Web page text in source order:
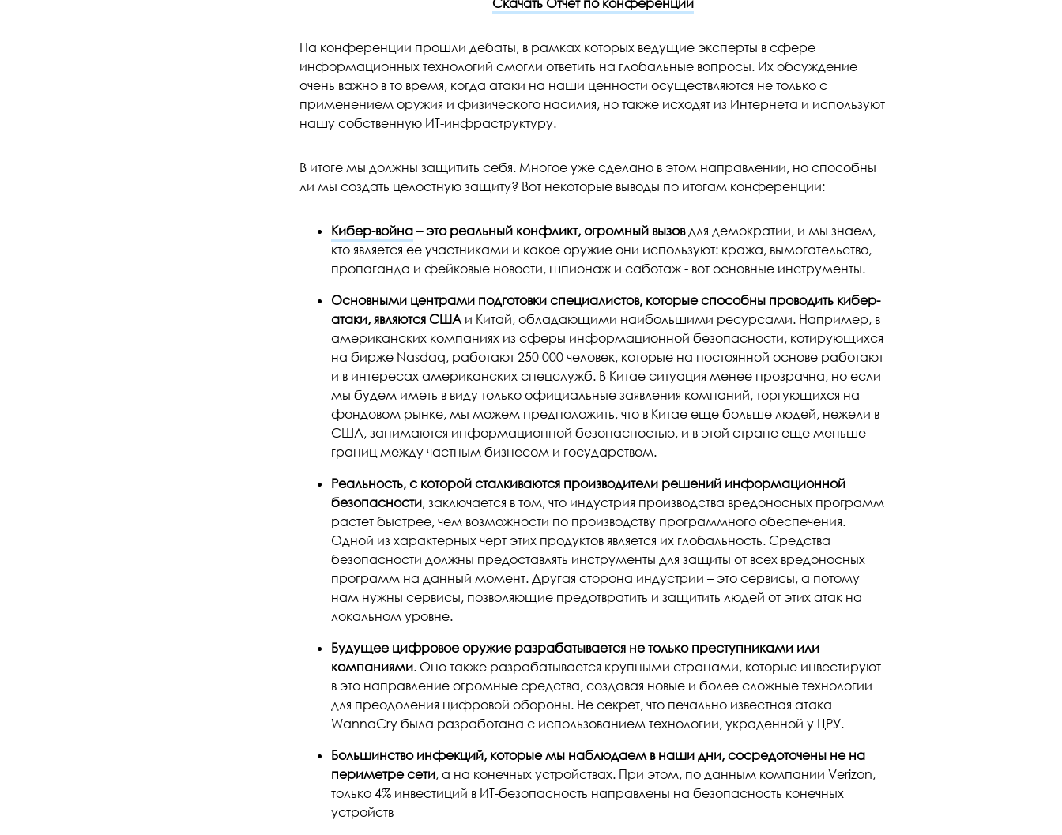
Скачать Отчет по конференции
На конференции прошли дебаты, в рамках которых ведущие эксперты в сфере
информационных технологий смогли ответить на глобальные вопросы. Их обсуждение
очень важно в то время, когда атаки на наши ценности осуществляются не только с
применением оружия и физического насилия, но также исходят из Интернета и используют
нашу собственную ИТ-инфраструктуру.
В итоге мы должны защитить себя. Многое уже сделано в этом направлении, но способны
ли мы создать целостную защиту? Вот некоторые выводы по итогам конференции:
Кибер-война– это реальный конфликт, огромный вызовдля демократии, и мы знаем,
кто является ее участниками и какое оружие они используют: кража, вымогательство,
пропаганда и фейковые новости, шпионаж и саботаж - вот основные инструменты.
Основными центрами подготовки специалистов, которые способны проводить кибер-
атаки, являются СШАи Китай, обладающими наибольшими ресурсами. Например, в
американских компаниях из сферы информационной безопасности, котирующихся
на бирже Nasdaq, работают 250 000 человек, которые на постоянной основе работают
и в интересах американских спецслужб. В Китае ситуация менее прозрачна, но если
мы будем иметь в виду только официальные заявления компаний, торгующихся на
фондовом рынке, мы можем предположить, что в Китае еще больше людей, нежели в
США, занимаются информационной безопасностью, и в этой стране еще меньше
границ между частным бизнесом и государством.
Реальность, с которой сталкиваются производители решений информационной
безопасности, заключается в том, что индустрия производства вредоносных программ
растет быстрее, чем возможности по производству программного обеспечения.
Одной из характерных черт этих продуктов является их глобальность. Средства
безопасности должны предоставлять инструменты для защиты от всех вредоносных
программ на данный момент. Другая сторона индустрии – это сервисы, а потому
нам нужны сервисы, позволяющие предотвратить и защитить людей от этих атак на
локальном уровне.
Будущее цифровое оружие разрабатывается не только преступниками или
компаниями. Оно также разрабатывается крупными странами, которые инвестируют
в это направление огромные средства, создавая новые и более сложные технологии
для преодоления цифровой обороны. Не секрет, что печально известная атака
WannaCry была разработана с использованием технологии, украденной у ЦРУ.
Большинство инфекций, которые мы наблюдаем в наши дни, сосредоточены не на
периметре сети, а на конечных устройствах. При этом, по данным компании Verizon,
только 4% инвестиций в ИТ-безопасность направлены на безопасность конечных
устройств